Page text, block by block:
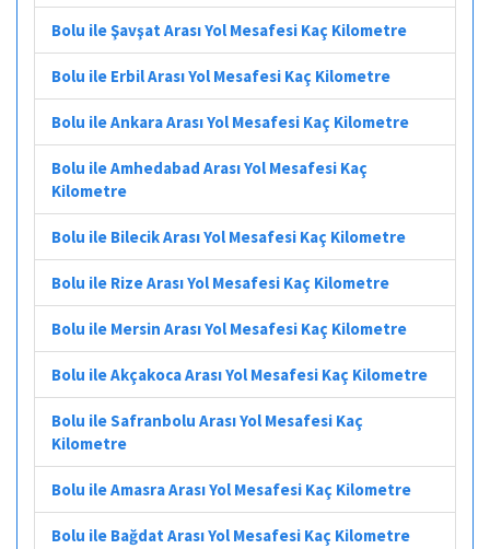
Bolu ile Şavşat Arası Yol Mesafesi Kaç Kilometre
Bolu ile Erbil Arası Yol Mesafesi Kaç Kilometre
Bolu ile Ankara Arası Yol Mesafesi Kaç Kilometre
Bolu ile Amhedabad Arası Yol Mesafesi Kaç
Kilometre
Bolu ile Bilecik Arası Yol Mesafesi Kaç Kilometre
Bolu ile Rize Arası Yol Mesafesi Kaç Kilometre
Bolu ile Mersin Arası Yol Mesafesi Kaç Kilometre
Bolu ile Akçakoca Arası Yol Mesafesi Kaç Kilometre
Bolu ile Safranbolu Arası Yol Mesafesi Kaç
Kilometre
Bolu ile Amasra Arası Yol Mesafesi Kaç Kilometre
Bolu ile Bağdat Arası Yol Mesafesi Kaç Kilometre